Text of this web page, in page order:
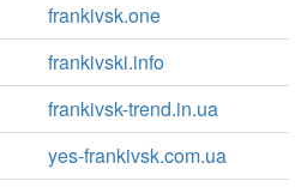
frankivsk.one
frankivski.info
frankivsk-trend.in.ua
yes-frankivsk.com.ua